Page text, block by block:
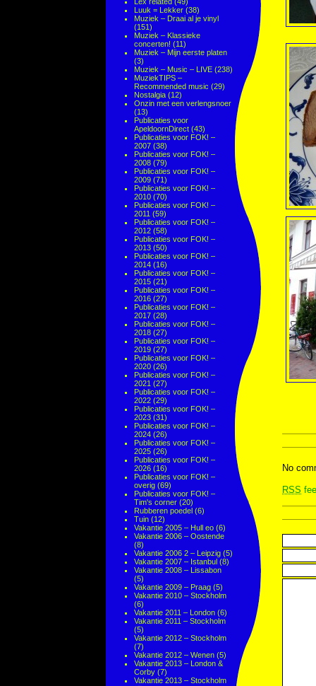
Luuk = Lekker (38)
Muziek – Draai al je vinyl
(151)
Muziek – Klassieke
concerten! (11)
Muziek – Mijn eerste platen
(3)
Muziek – Music – LIVE (238)
MuziekTIPS –
Recommended music (29)
Nostalgia (12)
Onzin met een verlengsnoer
(13)
Publicaties voor
ApeldoornDirect (43)
Publicaties voor FOK! –
2007 (38)
Publicaties voor FOK! –
2008 (79)
Publicaties voor FOK! –
2009 (71)
Publicaties voor FOK! –
2010 (70)
Publicaties voor FOK! –
2011 (59)
Publicaties voor FOK! –
2012 (58)
Publicaties voor FOK! –
2013 (50)
Publicaties voor FOK! –
2014 (16)
Publicaties voor FOK! –
2015 (21)
Publicaties voor FOK! –
2016 (27)
Publicaties voor FOK! –
2017 (28)
Publicaties voor FOK! –
2018 (27)
Publicaties voor FOK! –
2019 (27)
Publicaties voor FOK! –
2020 (26)
Publicaties voor FOK! –
2021 (27)
Publicaties voor FOK! –
2022 (29)
Publicaties voor FOK! –
2023 (31)
Publicaties voor FOK! –
2024 (26)
Publicaties voor FOK! –
2025 (26)
Publicaties voor FOK! –
2026 (16)
Publicaties voor FOK! –
overig (69)
Publicaties voor FOK! –
Tim's corner (20)
Rubberen poedel (6)
Tuin (12)
Vakantie 2005 – Hull eo (6)
Vakantie 2006 – Oostende
(8)
Vakantie 2006 2 – Leipzig (5)
Vakantie 2007 – Istanbul (8)
Vakantie 2008 – Lissabon
(5)
Vakantie 2009 – Praag (5)
Vakantie 2010 – Stockholm
(6)
Vakantie 2011 – London (6)
Vakantie 2011 – Stockholm
(5)
Vakantie 2012 – Stockholm
(7)
Vakantie 2012 – Wenen (5)
Vakantie 2013 – London &
Corby (7)
Vakantie 2013 – Stockholm
No
RSS